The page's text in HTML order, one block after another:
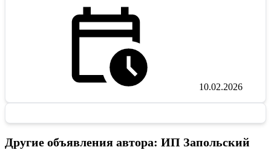
10.02.2026
Другие объявления автора: ИП Запольский